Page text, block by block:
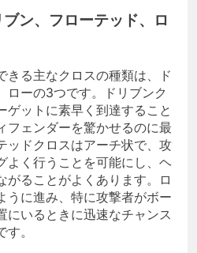
ン、フローテッド、ロ
きる主なクロスの種類は、ド
ローの3つです。ドリブンク
ゲットに素早く到達すること
フェンダーを驚かせるのに最
ッドクロスはアーチ状で、攻
よく行うことを可能にし、ヘ
がることがよくあります。ロ
うに進み、特に攻撃者がボー
にいるときに迅速なチャンス
。